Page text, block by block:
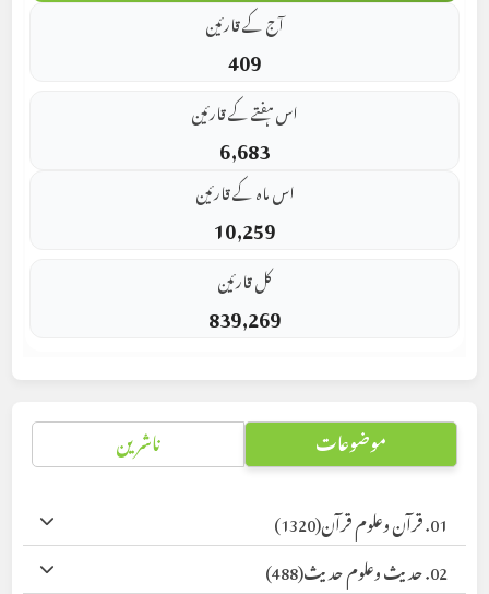
آج کے قارئین
409
اس ہفتے کے قارئین
6,683
اس ماہ کے قارئین
10,259
کل قارئین
839,269
موضوعات ناشرین
01. قرآن وعلوم قرآن
(1320)
02. حدیث وعلوم حدیث
(488)